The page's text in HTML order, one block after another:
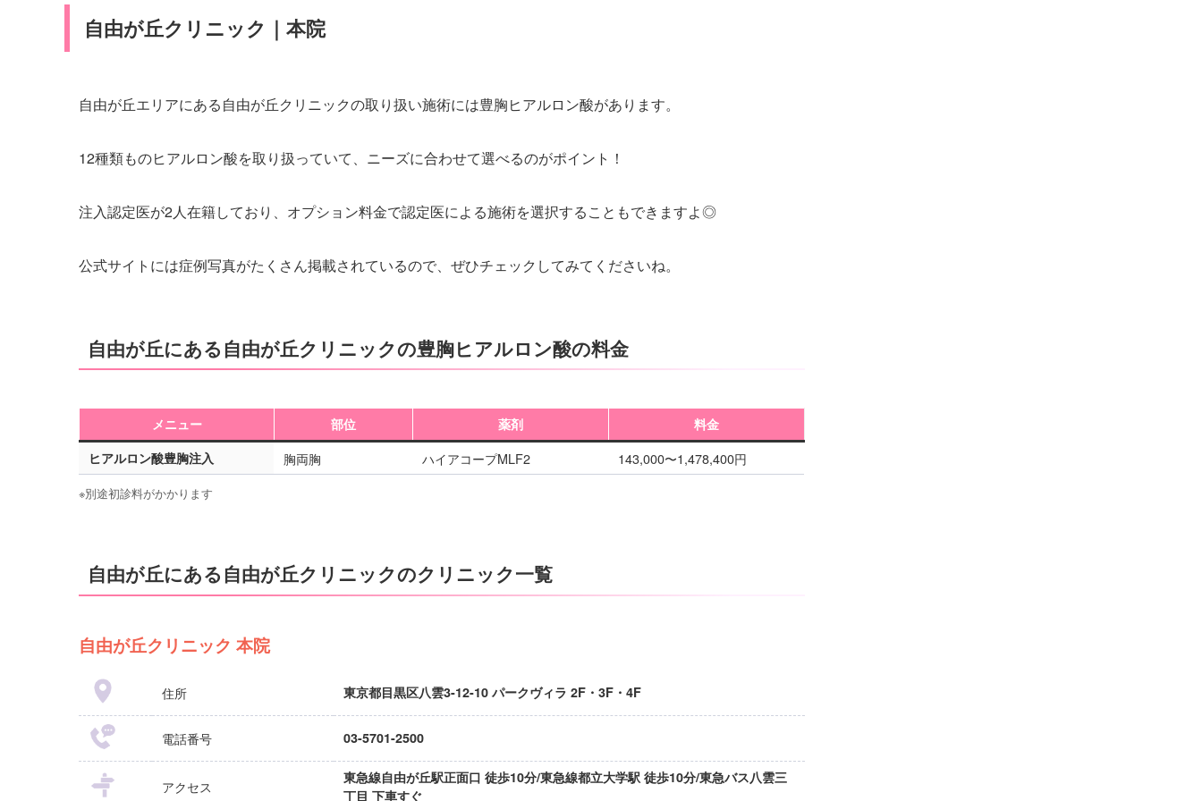
自由が丘クリニック｜本院
自由が丘エリアにある自由が丘クリニックの取り扱い施術には豊胸ヒアルロン酸があります。
12種類ものヒアルロン酸を取り扱っていて、ニーズに合わせて選べるのがポイント！
注入認定医が2人在籍しており、オプション料金で認定医による施術を選択することもできますよ◎
公式サイトには症例写真がたくさん掲載されているので、ぜひチェックしてみてくださいね。
自由が丘にある自由が丘クリニックの豊胸ヒアルロン酸の料金
メニュー 部位 薬剤
料金
ヒアルロン酸豊胸注入
胸両胸 ハイアコープMLF2 143,000〜1,478,400円
※別途初診料がかかります
自由が丘にある自由が丘クリニックのクリニック一覧
自由が丘クリニック 本院
住所 東京都目黒区八雲3-12-10 パークヴィラ 2F・3F・4F
電話番号 03-5701-2500
アクセス
東急線自由が丘駅正面口 徒歩10分/東急線都立大学駅 徒歩10分/東急バス八雲三
丁目 下車すぐ